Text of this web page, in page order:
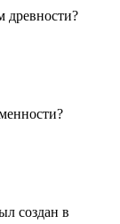
создан в